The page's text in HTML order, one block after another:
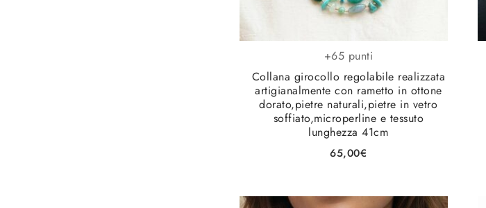
+65 punti
Collana girocollo regolabile realizzata
artigianalmente con rametto in ottone
dorato,pietre naturali,pietre in vetro
soffiato,microperline e tessuto
lunghezza 41cm
65,00€